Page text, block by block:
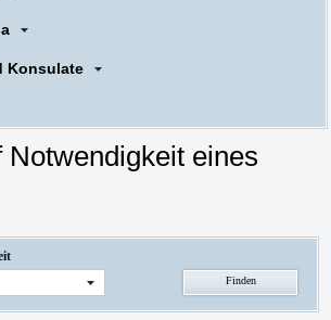
Konsulate
Notwendigkeit eines